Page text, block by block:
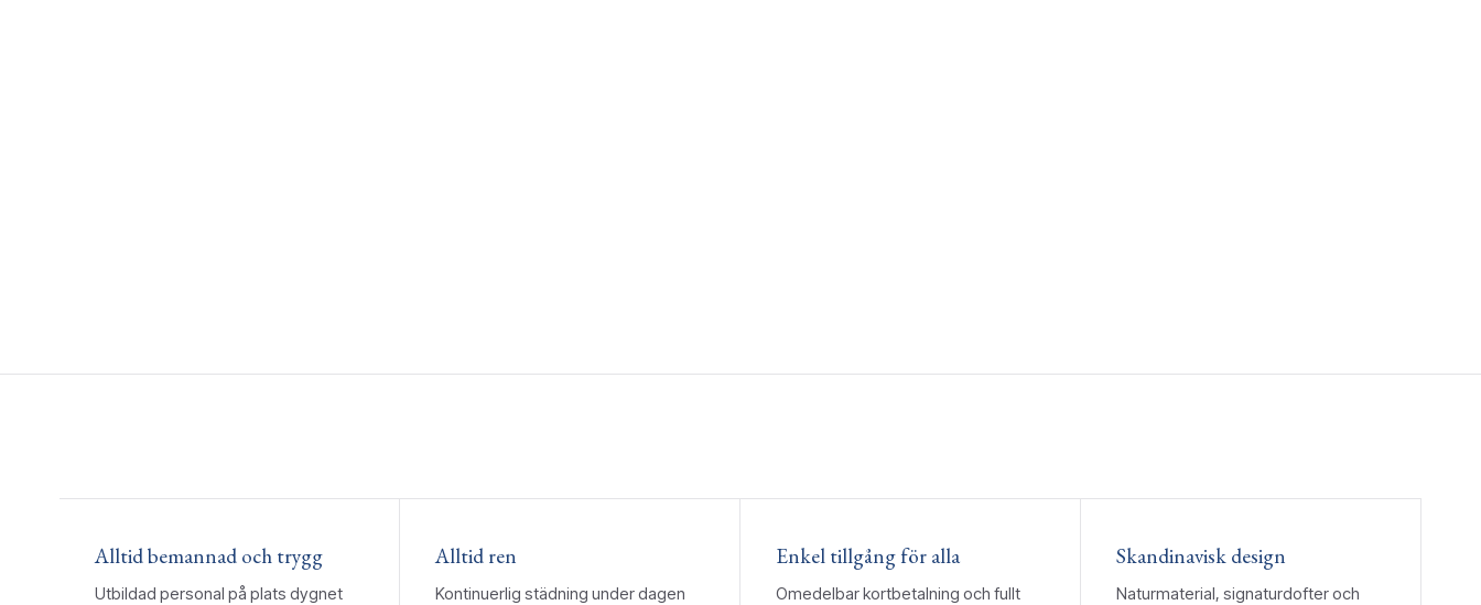
Alltid bemannad och trygg
Utbildad personal på plats dygnet
Alltid ren
Kontinuerlig städning under dagen
Enkel tillgång för alla
Omedelbar kortbetalning och fullt
Skandinavisk design
Naturmaterial, signaturdofter och